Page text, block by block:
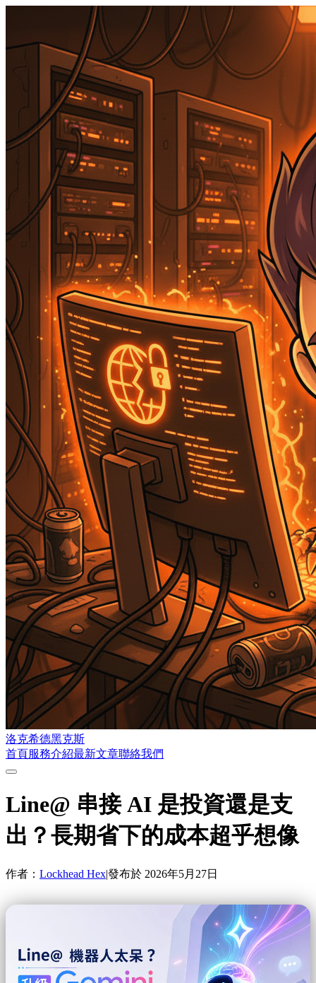
洛克希德黑克斯
首頁服務介紹最新文章聯絡我們
Line@ 串接 AI 是投資還是支
出？長期省下的成本超乎想像
作者： Lockhead Hex|發布於 2026年5月27日